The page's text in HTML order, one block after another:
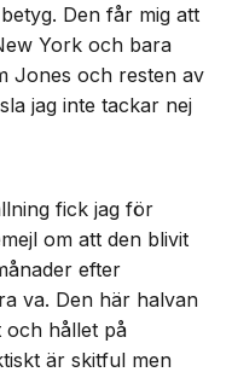
Den får mig att
York och bara
Jones och resten av
jag inte tackar nej
fick jag för
om att den blivit
efter
va. Den här halvan
och hållet på
är skitful men